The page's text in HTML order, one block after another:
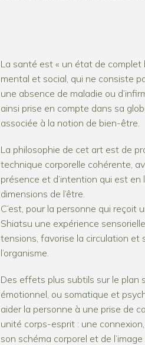
La santé est « un état de complet
mental et social, qui ne consiste
une absence de maladie ou
ainsi prise en compte dans sa
associée à la notion de bien-être.
La philosophie de cet art est de
technique corporelle cohérente,
présence et d’intention qui est
dimensions de l’être.
C’est, pour la personne qui reçoit
Shiatsu une expérience
tensions, favorise la circulation et
l’organisme.
Des effets plus subtils sur le plan
émotionnel, ou somatique et
aider la personne à une prise de
unité corps-esprit : une
son schéma corporel et de